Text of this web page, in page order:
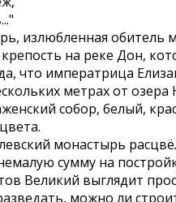
обитель
на реке Дон,
что императрица
метрах от озера
собор, белый,
монастырь
сумму на
выглядит
можно ли